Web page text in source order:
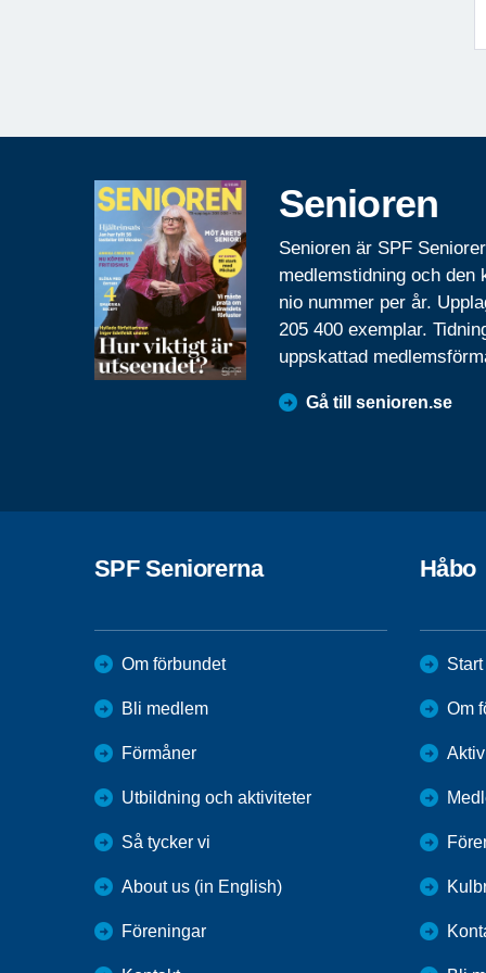
Senioren
Senioren är SPF
medlemstidning och den
nio nummer per år.
205 400 exemplar.
uppskattad
Gå till senioren.se
SPF Seniorerna
Om förbundet
Bli medlem
Förmåner
Utbildning och aktiviteter
Så tycker vi
About us (in English)
Föreningar
Håbo
Start
Om